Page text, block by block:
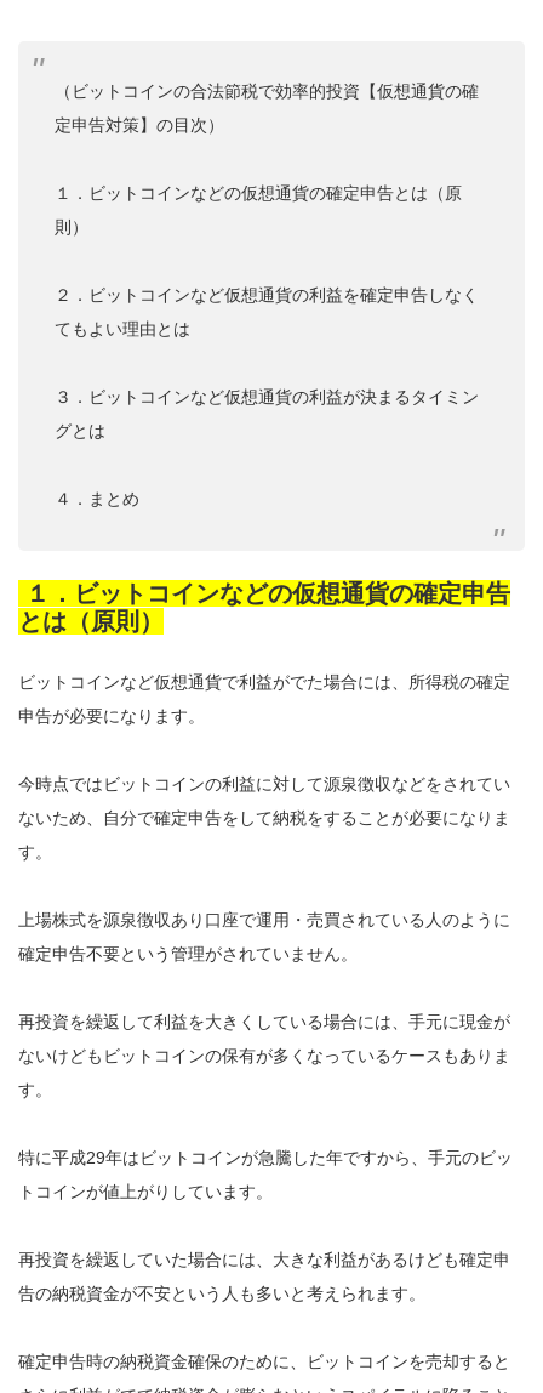
（ビットコインの合法節税で効率的投資【仮想通貨の確
定申告対策】の目次）
１．ビットコインなどの仮想通貨の確定申告とは（原
則）
２．ビットコインなど仮想通貨の利益を確定申告しなく
てもよい理由とは
３．ビットコインなど仮想通貨の利益が決まるタイミン
グとは
４．まとめ
１．ビットコインなどの仮想通貨の確定申告
とは（原則）
ビットコインなど仮想通貨で利益がでた場合には、所得税の確定
申告が必要になります。
今時点ではビットコインの利益に対して源泉徴収などをされてい
ないため、自分で確定申告をして納税をすることが必要になりま
す。
上場株式を源泉徴収あり口座で運用・売買されている人のように
確定申告不要という管理がされていません。
再投資を繰返して利益を大きくしている場合には、手元に現金が
ないけどもビットコインの保有が多くなっているケースもありま
す。
特に平成29年はビットコインが急騰した年ですから、手元のビッ
トコインが値上がりしています。
再投資を繰返していた場合には、大きな利益があるけども確定申
告の納税資金が不安という人も多いと考えられます。
確定申告時の納税資金確保のために、ビットコインを売却すると